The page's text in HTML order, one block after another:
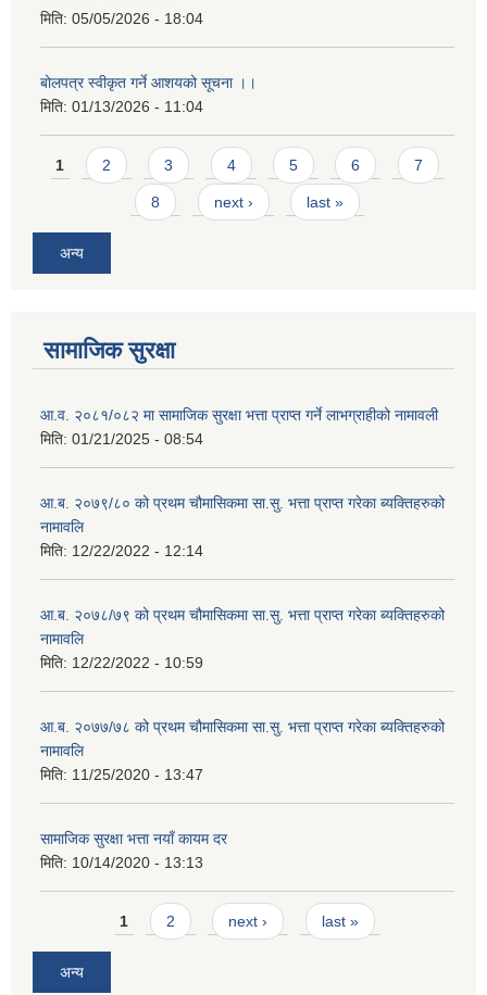
मिति: 05/05/2026 - 18:04
बोलपत्र स्वीकृत गर्ने आशयको सूचना ।।
मिति: 01/13/2026 - 11:04
Pages
1 2 3 4 5 6 7
8 next › last »
अन्य
सामाजिक सुरक्षा
आ.व. २०८१/०८२ मा सामाजिक सुरक्षा भत्ता प्राप्त गर्ने लाभग्राहीको नामावली
मिति: 01/21/2025 - 08:54
आ.ब. २०७९/८० को प्रथम चौमासिकमा सा.सु. भत्ता प्राप्त गरेका ब्यक्तिहरुको
नामावलि
मिति: 12/22/2022 - 12:14
आ.ब. २०७८/७९ को प्रथम चौमासिकमा सा.सु. भत्ता प्राप्त गरेका ब्यक्तिहरुको
नामावलि
मिति: 12/22/2022 - 10:59
आ.ब. २०७७/७८ को प्रथम चौमासिकमा सा.सु. भत्ता प्राप्त गरेका ब्यक्तिहरुको
नामावलि
मिति: 11/25/2020 - 13:47
सामाजिक सुरक्षा भत्ता नयाँ कायम दर
मिति: 10/14/2020 - 13:13
Pages1 2 next › last »
अन्य